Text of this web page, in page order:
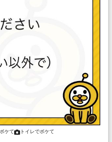
ケて トイレでボケて